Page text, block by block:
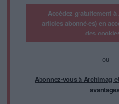
Accédez gratuitement
articles abonné·es) en
des
ou
Abonnez-vous à Archimag